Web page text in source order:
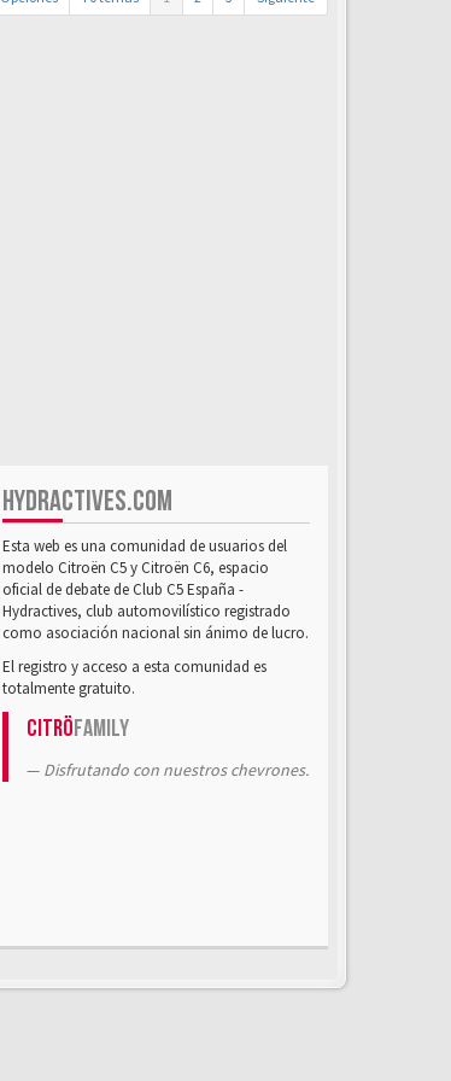
HYDRACTIVES.COM
Esta web es una comunidad de usuarios del
modelo Citroën C5 y Citroën C6, espacio
oficial de debate de Club C5 España -
Hydractives, club automovilístico registrado
como asociación nacional sin ánimo de lucro.
El registro y acceso a esta comunidad es
totalmente gratuito.
CitröFamily
Disfrutando con nuestros chevrones.